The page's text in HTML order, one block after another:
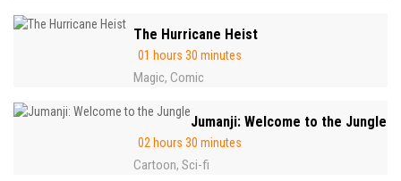
The Hurricane Heist
01 hours 30 minutes
Magic, Comic
Jumanji: Welcome to the Jungle
02 hours 30 minutes
Cartoon, Sci-fi